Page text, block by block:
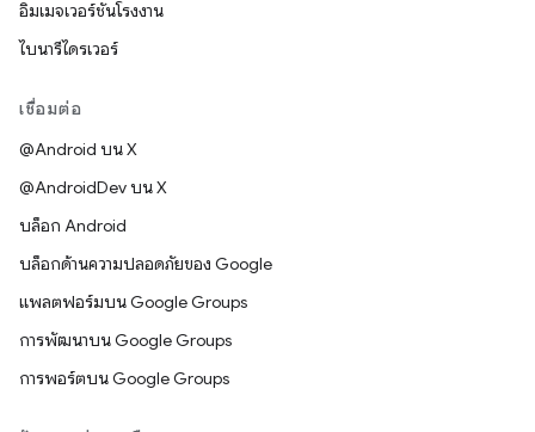
อิมเมจเวอร์ชันโรงงาน
ไบนารีไดรเวอร์
เชื่อมต่อ
@Android บน X
@AndroidDev บน X
บล็อก Android
บล็อกด้านความปลอดภัยของ Google
แพลตฟอร์มบน Google Groups
การพัฒนาบน Google Groups
การพอร์ตบน Google Groups